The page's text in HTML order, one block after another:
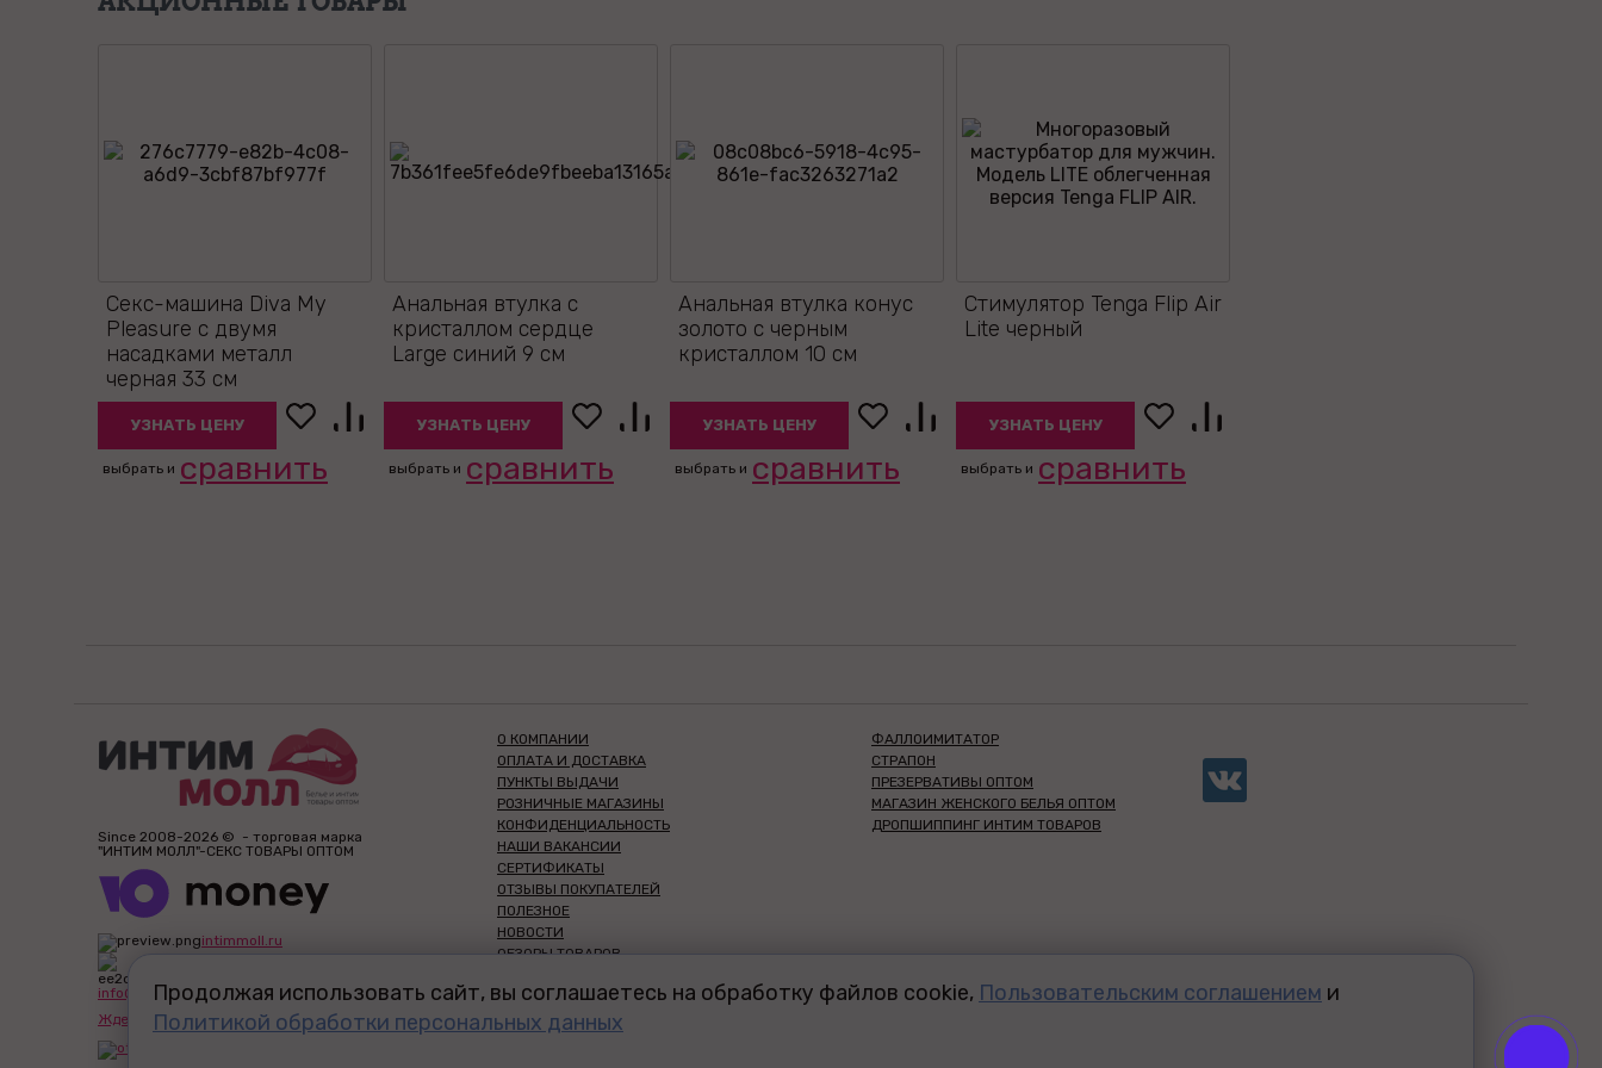
Секс-машина Diva My
Pleasure с двумя
насадками металл
черная 33 см
УЗНАТЬ ЦЕНУ
выбрать и сравнить
Анальная втулка с
кристаллом сердце
Large синий 9 см
УЗНАТЬ ЦЕНУ
выбрать и сравнить
Анальная втулка конус
золото с черным
кристаллом 10 см
УЗНАТЬ ЦЕНУ
выбрать и сравнить
Стимулятор Tenga Flip Air
Lite черный
УЗНАТЬ ЦЕНУ
выбрать и сравнить
Since 2008-2026 © - торговая марка
"ИНТИМ МОЛЛ"-СЕКС ТОВАРЫ ОПТОМ
intimmoll.ru
info@intimmoll.ru
Ждем Ваших пожеланий и отзывов!
О КОМПАНИИ
ОПЛАТА И ДОСТАВКА
ПУНКТЫ ВЫДАЧИ
РОЗНИЧНЫЕ МАГАЗИНЫ
КОНФИДЕНЦИАЛЬНОСТЬ
НАШИ ВАКАНСИИ
СЕРТИФИКАТЫ
ОТЗЫВЫ ПОКУПАТЕЛЕЙ
ПОЛЕЗНОЕ
НОВОСТИ
ОБЗОРЫ ТОВАРОВ
ЧАС ДЛЯ ВАС
ОПТ ДЛЯ ООО И ИП
ФАЛЛОИМИТАТОР
СТРАПОН
ПРЕЗЕРВАТИВЫ ОПТОМ
МАГАЗИН ЖЕНСКОГО БЕЛЬЯ ОПТОМ
ДРОПШИППИНГ ИНТИМ ТОВАРОВ
Продолжая использовать сайт, вы соглашаетесь на обработку файлов cookie, Пользовательским соглашением и
Политикой обработки персональных данных